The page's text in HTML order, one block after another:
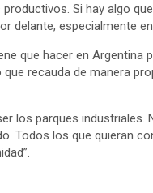
Si hay algo
delante, especialmente
que hacer en
recauda de manera
los parques
Todos los que quieran